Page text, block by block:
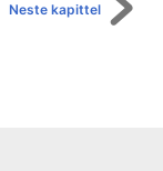
Neste kapittel